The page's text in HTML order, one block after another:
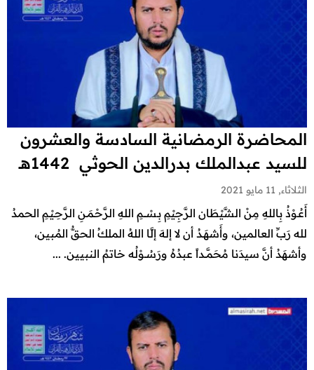
المحاضرة الرمضانية السادسة والعشرون
للسيد عبدالملك بدرالدين الحوثي 1442هـ
الثلاثاء, 11 مايو 2021
أَعُـوْذُ بِاللهِ مِنْ الشَّيْطَان الرَّجِيْمِ بِـسْـــمِ اللهِ الرَّحْـمَـنِ الرَّحِـيْـمِ الحمدُ
لله رَبِّ العالمين، وأَشهَـدُ أن لا إلهَ إلَّا اللهُ الملكُ الحقُّ المُبين،
وأشهَدُ أنَّ سيدَنا مُحَمَّــداً عبدُهُ ورَسُــوْلُه خاتمُ النبيين. ...